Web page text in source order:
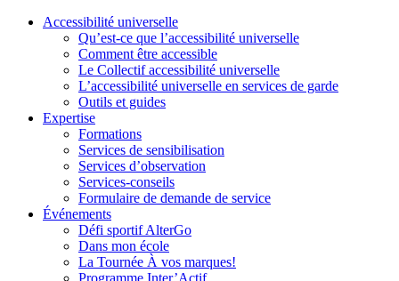
Accessibilité universelle
Qu’est-ce que l’accessibilité universelle
Comment être accessible
Le Collectif accessibilité universelle
L’accessibilité universelle en services de garde
Outils et guides
Expertise
Formations
Services de sensibilisation
Services d’observation
Services-conseils
Formulaire de demande de service
Événements
Défi sportif AlterGo
Dans mon école
La Tournée À vos marques!
Programme Inter’Actif